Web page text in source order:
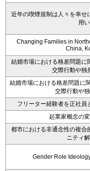
近年の喫煙規制は人々を幸せ
用
Changing Families in
China,
結婚市場における格差問題に
交際行動や独
結婚市場における格差問題に
交際行動や
フリーター経験者を正社員
起業家概念の
都市における非通念性の複
ニティ
Gender Role